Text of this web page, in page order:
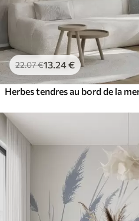
22.07€13 .24€
Herbes tendres au bord de la